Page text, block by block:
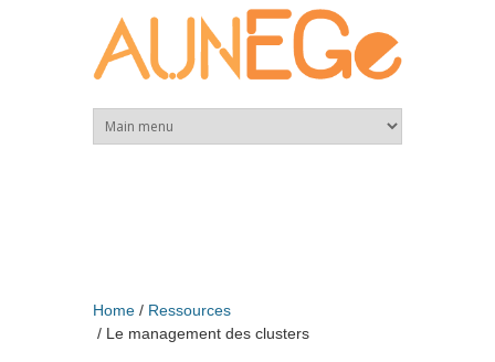
Home
Ressources
Le management des clusters